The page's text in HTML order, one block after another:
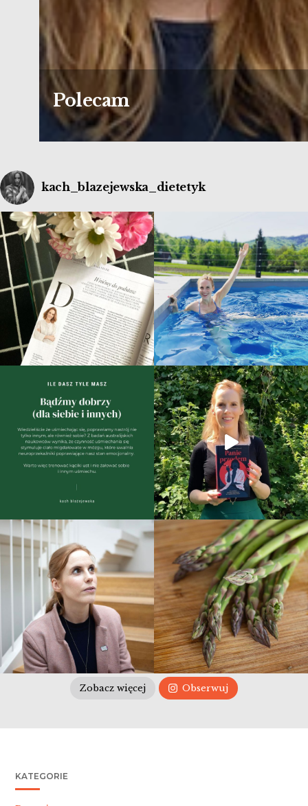
Polecam
kach_blazejewska_dietetyk
Zobacz więcej Obserwuj
KATEGORIE